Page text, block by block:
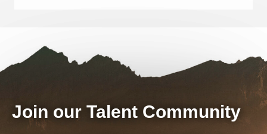
Join our Talent Community